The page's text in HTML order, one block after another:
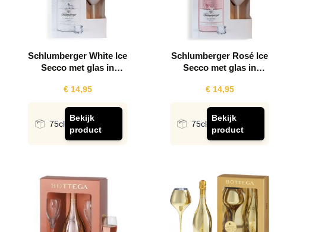
Schlumberger White Ice
Secco met glas in
€ 14,95
75cl
Bekijk
product
Schlumberger Rosé Ice
Secco met glas in
€ 14,95
75cl
Bekijk
product